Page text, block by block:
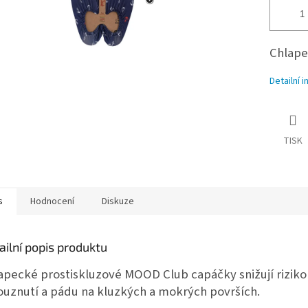
Detailní
TISK
Hodnocení Diskuze
popis produktu
prostiskluzové MOOD Club capáčky snižují riziko
a pádu na kluzkých a mokrých površích.